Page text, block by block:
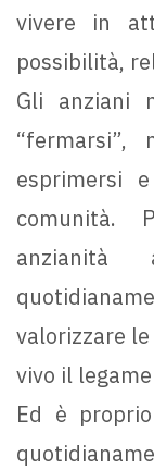
vivere in
possibilità,
Gli anziani
esprimersi
comunità.
anzianità
valorizzare
vivo il
Ed è